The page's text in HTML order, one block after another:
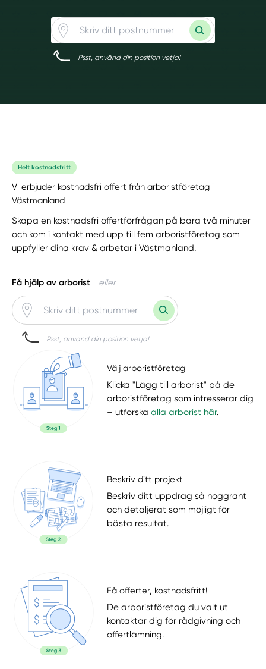
Psst, använd din position vetja!
Helt kostnadsfritt
Vi erbjuder kostnadsfri offert från arboristföretag i
Västmanland
Skapa en kostnadsfri offertförfrågan på bara två minuter
och kom i kontakt med upp till fem arboristföretag som
uppfyller dina krav & arbetar i Västmanland.
Få hjälp av arborist eller
Psst, använd din position vetja!
Välj arboristföretag
Klicka "Lägg till arborist" på de
arboristföretag som intresserar dig
– utforskaalla arborist här.
Beskriv ditt projekt
Beskriv ditt uppdrag så noggrant
och detaljerat som möjligt för
bästa resultat.
Få offerter, kostnadsfritt!
De arboristföretag du valt ut
kontaktar dig för rådgivning och
offertlämning.